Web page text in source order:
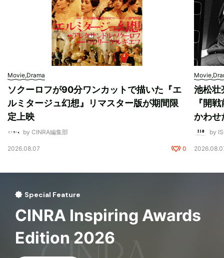
Movie,Drama
ソクーロフが90分ワンカットで描いた『エ
ルミタージュ幻想』リマスター版が期間限
定上映
by CINRA編集部
2026.08.07 0
池松壮
『開
かわせ
by
Special Feature
CINRA Inspiring Awards
Edition 2026